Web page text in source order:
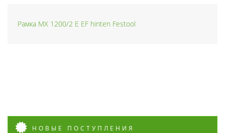
Рамка MX 1200/2 E EF hinten Festool
НОВЫЕ ПОСТУПЛЕНИЯ